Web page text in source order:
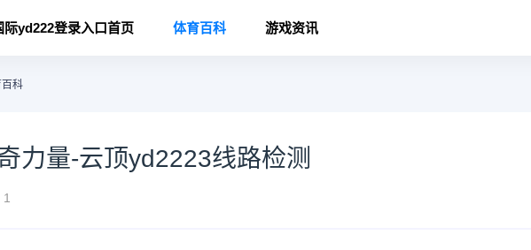
际yd222登录入口首页 体育百科 游戏资讯
科
力量-云顶yd2223线路检测
1